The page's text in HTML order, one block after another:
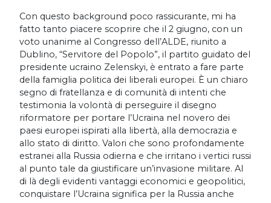
Con questo background poco rassicurante, mi ha
fatto tanto piacere scoprire che il 2 giugno, con un
voto unanime al Congresso dell’ALDE, riunito a
Dublino, “Servitore del Popolo”, il partito guidato del
presidente ucraino Zelenskyi, è entrato a fare parte
della famiglia politica dei liberali europei. È un chiaro
segno di fratellanza e di comunità di intenti che
testimonia la volontà di perseguire il disegno
riformatore per portare l’Ucraina nel novero dei
paesi europei ispirati alla libertà, alla democrazia e
allo stato di diritto. Valori che sono profondamente
estranei alla Russia odierna e che irritano i vertici russi
al punto tale da giustificare un’invasione militare. Al
di là degli evidenti vantaggi economici e geopolitici,
conquistare l’Ucraina significa per la Russia anche